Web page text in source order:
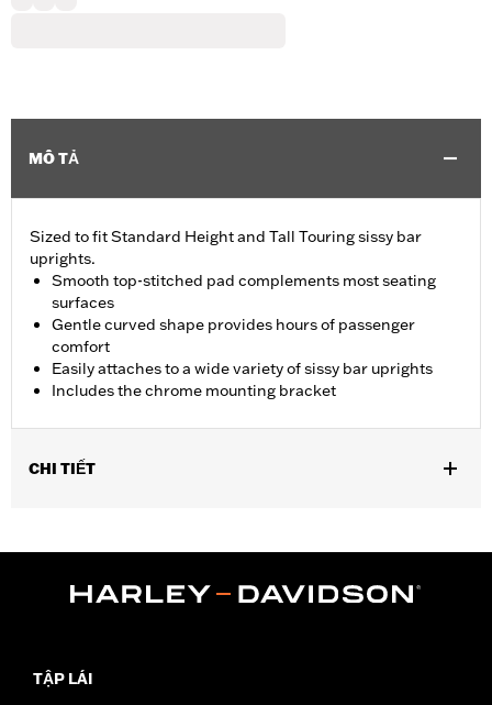
MÔ TẢ
Sized to fit Standard Height and Tall Touring sissy bar
uprights.
Smooth top-stitched pad complements most seating
surfaces
Gentle curved shape provides hours of passenger
comfort
Easily attaches to a wide variety of sissy bar uprights
Includes the chrome mounting bracket
CHI TIẾT
Upright P/N 52723-06A, Premium H-D® Detachables™ Sissy Bar
Upright P/N 52300257 or 52300258 and Quick Release Sissy
Bar Uprights. Pad height 8.0" width 12.0". Does not fit '21-later
TẬP LÁI